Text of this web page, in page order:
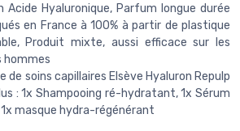
Acide Hyaluronique, Parfum longue durée
en France à 100% à partir de plastique
Produit mixte, aussi efficace sur les
hommes
de soins capillaires Elsève Hyaluron Repulp
: 1x Shampooing ré-hydratant, 1x Sérum
masque hydra-régénérant